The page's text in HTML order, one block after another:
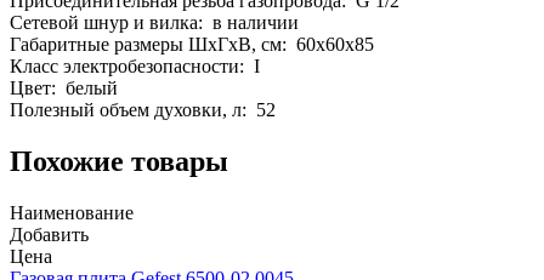
Сетевой шнур и вилка: в наличии
Габаритные размеры ШхГхВ, см: 60x60x85
Класс электробезопасности: I
Цвет: белый
Полезный объем духовки, л: 52
Похожие товары
Наименование
Добавить
Цена